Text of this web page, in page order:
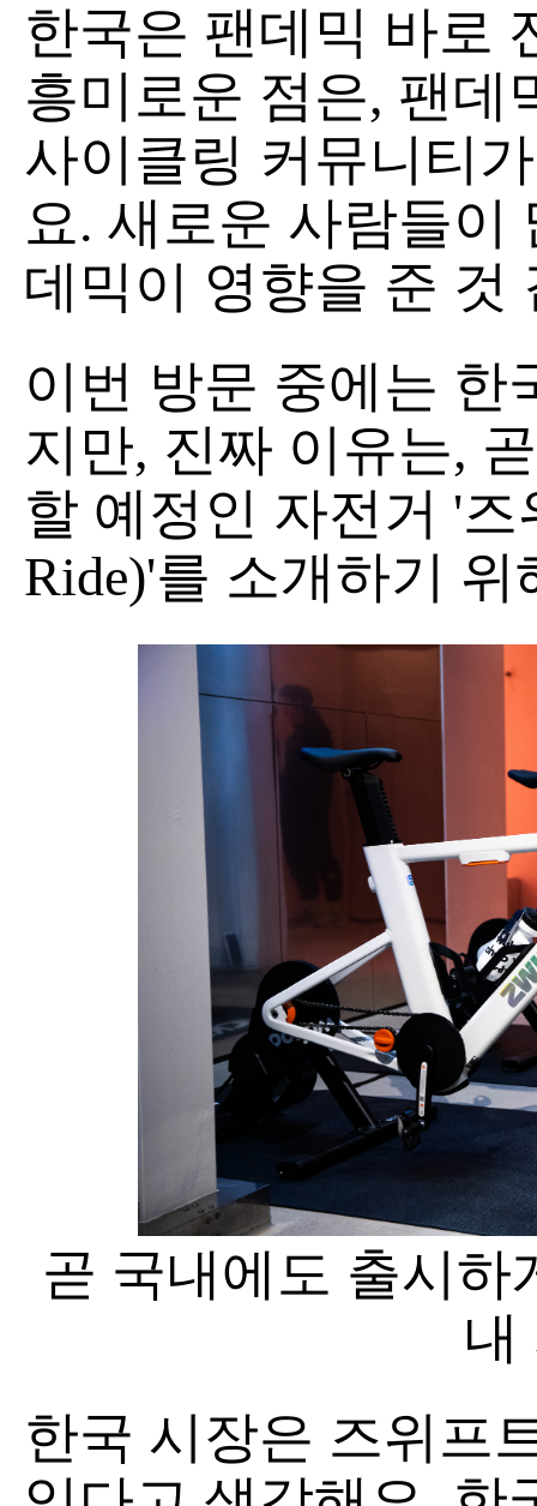
한국은 팬데믹 바로
흥미로운 점은, 팬데
사이클링 커뮤니티
요. 새로운 사람들이
데믹이 영향을 준 것
이번 방문 중에는 한
지만, 진짜 이유는,
할 예정인 자전거 '
Ride)'를 소개하기
곧 국내에도 출시하
내
한국 시장은 즈위프